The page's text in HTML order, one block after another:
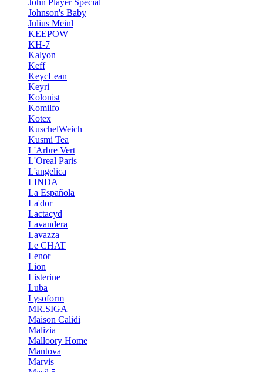
John Player Special
Johnson's Baby
Julius Meinl
KEEPOW
KH-7
Kalyon
Keff
KeycLean
Keyri
Kolonist
Komilfo
Kotex
KuschelWeich
Kusmi Tea
L'Arbre Vert
L'Oreal Paris
L'angelica
LINDA
La Española
La'dor
Lactacyd
Lavandera
Lavazza
Le CHAT
Lenor
Lion
Listerine
Luba
Lysoform
MR.SIGA
Maison Calidi
Malizia
Malloory Home
Mantova
Marvis